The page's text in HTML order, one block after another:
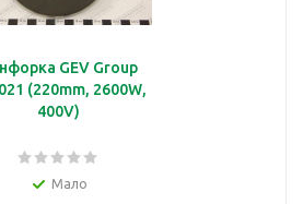
GEV Group
(220mm, 2600W,
400V)
Мало